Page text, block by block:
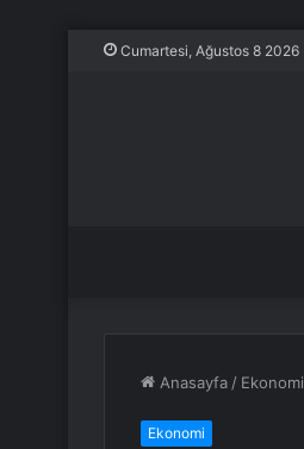
Cumartesi, Ağustos 8 2026
Anasayfa / Ekonomi
Ekonomi